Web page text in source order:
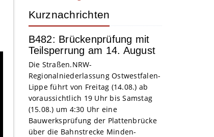
Kurznachrichten
B482: Brückenprüfung mit
Teilsperrung am 14. August
Die Straßen.NRW-
Regionalniederlassung Ostwestfalen-
Lippe führt von Freitag (14.08.) ab
voraussichtlich 19 Uhr bis Samstag
(15.08.) um 4:30 Uhr eine
Bauwerksprüfung der Plattenbrücke
über die Bahnstrecke Minden-